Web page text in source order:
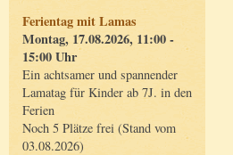
Ferientag mit Lamas
Montag, 17.08.2026, 11:00 -
15:00 Uhr
Ein achtsamer und spannender
Lamatag für Kinder ab 7J. in den
Ferien
Noch 5 Plätze frei (Stand vom
03.08.2026)